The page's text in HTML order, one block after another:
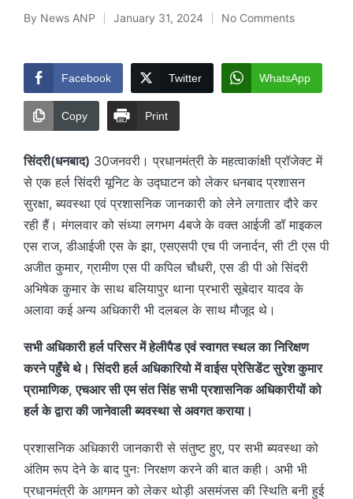
Posted
By News ANP January 31, 2024 No Comments
Facebook Twitter WhatsApp
Copy Print
सिंदरी(धनबाद) 30जनवरी। प्रधानमंत्री के महत्वाकांक्षी प्रॉजेक्ट में
से एक हर्ल सिंदरी यूनिट के उद्घाटन को लेकर धनबाद प्रशासन
सुरक्षा, ब्यवस्था एवं प्रशासनिक जानकारी को लेने लगातार दौरे कर
रही हैं। मंगलवार को संध्या लगभग 4बजे के वक्त आईजी डॉ माइकल
एस राज, डीआईजी एस के झा, एसएसपी एच पी जनार्दन, सी टी एस पी
अजीत कुमार, ग्रामीण एस पी कपिल चौधरी, एस डी पी ओ सिंदरी
अभिषेक कुमार के साथ बलियापुर थाना प्रभारी सूबेदार यादव के
अलावा कई अन्य अधिकारी भी दलबल के साथ मौजूद थे।
सभी अधिकारी हर्ल परिसर में हेलीपैड एवं स्वागत स्थल का निरिक्षण
करने पहुँचे थे। सिंदरी हर्ल अधिकारियो में वाईस प्रेसिडेंट सुरेश कुमार
प्रामाणिक, एचआर सी एम संत सिंह सभी प्रशासनिक अधिकारीयों को
हर्ल के द्वारा की जानेवाली ब्यवस्था से अवगत कराया।
प्रशासनिक अधिकारी जानकारी से संतुष्ट हुए, पर सभी ब्यवस्था को
अंतिम रूप देने के बाद पुनः निरक्षण करने की बात कही। अभी भी
प्रधानमंत्री के आगमन को लेकर थोड़ी असमंजस की स्थिति बनी हुई